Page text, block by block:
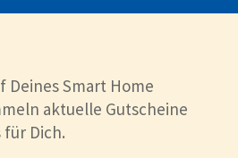
Deines Smart Home
aktuelle Gutscheine
Dich.